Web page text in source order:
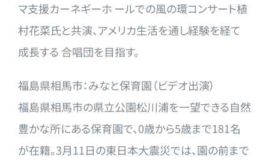
マ支援カーネギーホ ールでの風の環コンサート植
村花菜氏と共演、アメリカ生活を通し経験を経て
成長する 合唱団を目指す。
福島県相馬市：みなと保育園（ビデオ出演）
福島県相馬市の県立公園松川浦を一望できる自然
豊かな所にある保育園で、0歳から5歳まで181名
が在籍。3月11日の東日本大震災では、園の前まで